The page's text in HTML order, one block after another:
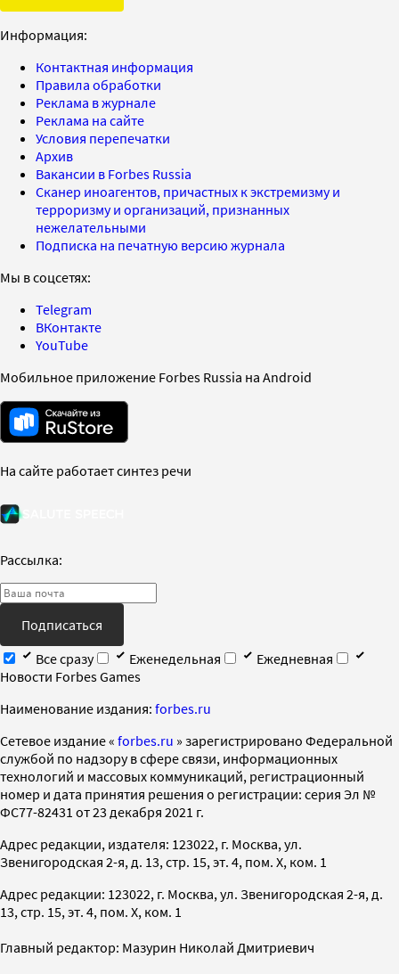
Информация:
Контактная информация
Правила обработки
Реклама в журнале
Реклама на сайте
Условия перепечатки
Архив
Вакансии в Forbes Russia
Сканер иноагентов, причастных к экстремизму и
терроризму и организаций, признанных
нежелательными
Подписка на печатную версию журнала
Мы в соцсетях:
Telegram
ВКонтакте
YouTube
Мобильное приложение Forbes Russia на Android
На сайте работает синтез речи
Рассылка:
Подписаться
Все сразу
Еженедельная
Ежедневная
Новости Forbes Games
Наименование издания: forbes.ru
Cетевое издание « forbes.ru » зарегистрировано Федеральной
службой по надзору в сфере связи, информационных
технологий и массовых коммуникаций, регистрационный
номер и дата принятия решения о регистрации: серия Эл №
ФС77-82431 от 23 декабря 2021 г.
Адрес редакции, издателя: 123022, г. Москва, ул.
Звенигородская 2-я, д. 13, стр. 15, эт. 4, пом. X, ком. 1
Адрес редакции: 123022, г. Москва, ул. Звенигородская 2-я, д.
13, стр. 15, эт. 4, пом. X, ком. 1
Главный редактор: Мазурин Николай Дмитриевич